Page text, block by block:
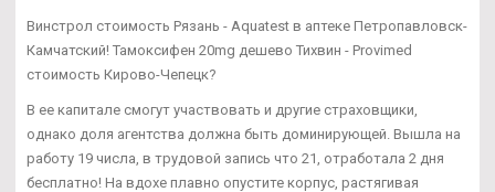
Винстрол стоимость Рязань - Aquatest в аптеке Петропавловск-
Камчатский! Тамоксифен 20mg дешево Тихвин - Provimed
стоимость Кирово-Чепецк?
В ее капитале смогут участвовать и другие страховщики,
однако доля агентства должна быть доминирующей. Вышла на
работу 19 числа, в трудовой запись что 21, отработала 2 дня
бесплатно! На вдохе плавно опустите корпус, растягивая